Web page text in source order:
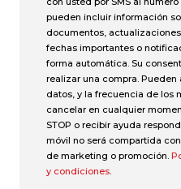
pueden incluir información
documentos,
fechas importantes o
forma automática. Su
realizar una compra.
datos, y la frecuencia de los
cancelar en cualquier
STOP o recibir ayuda
móvil no será compartida
de marketing o promoción.
y condiciones.